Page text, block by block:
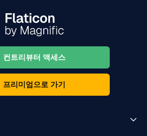
컨트리뷰터 액세스
프리미엄으로 가기